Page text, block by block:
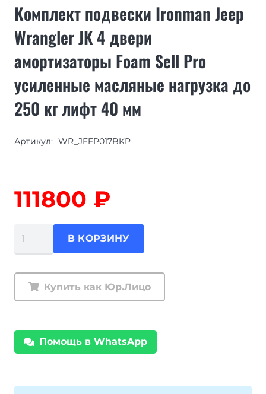
Комплект подвески Ironman Jeep
Wrangler JK 4 двери
амортизаторы Foam Sell Pro
усиленные масляные нагрузка до
250 кг лифт 40 мм
Артикул: WR_JEEP017BKP
111800 ₽
подвески
Ironman
Wrangler
В КОРЗИНУ
Купить как Юр.Лицо
Помощь в WhatsApp